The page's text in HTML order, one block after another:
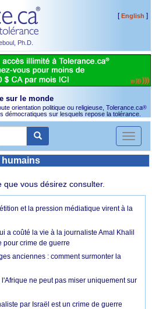
Ph.D.
[English ]
sur le monde
orientation politique ou religieuse, Tolerance.ca®
démocratiques sur lesquels repose la tolérance.
Toggle
vous désirez consulter.
et la pression médiatique virent à la
a coûté la vie à la journaliste Amal Khalil
pour crime de guerre
anciennes : comment surmonter la
ne peut pas miser uniquement sur
par Israël est un crime de guerre